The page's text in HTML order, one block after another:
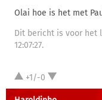
Olai hoe is het met
Dit bericht is voor het
12:07:27.
+1/-0